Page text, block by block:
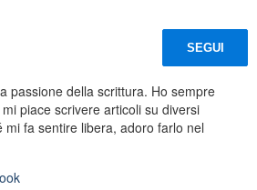
SEGUI
passione della scrittura. Ho sempre
piace scrivere articoli su diversi
fa sentire libera, adoro farlo nel